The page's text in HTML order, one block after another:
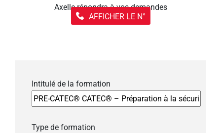
Axelle répondra à vos demandes
AFFICHER LE N°
Intitulé de la formation
Type de formation